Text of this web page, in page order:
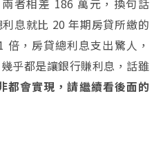
者相差 186 萬元，換句話
息就比 20 年期房貸所繳的
倍，房貸總利息支出驚人，
乎都是讓銀行賺利息，話雖
都會實現，請繼續看後面的